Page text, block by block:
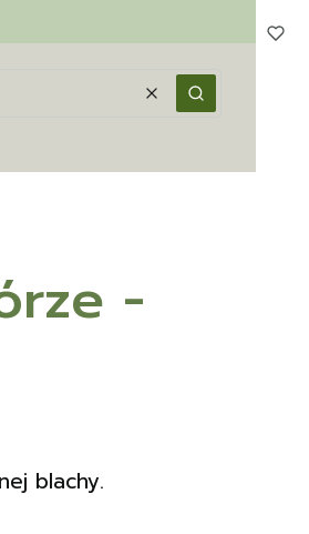
WyczyśćSzukaj
0. Zobacz szczegóły
-
blachy.